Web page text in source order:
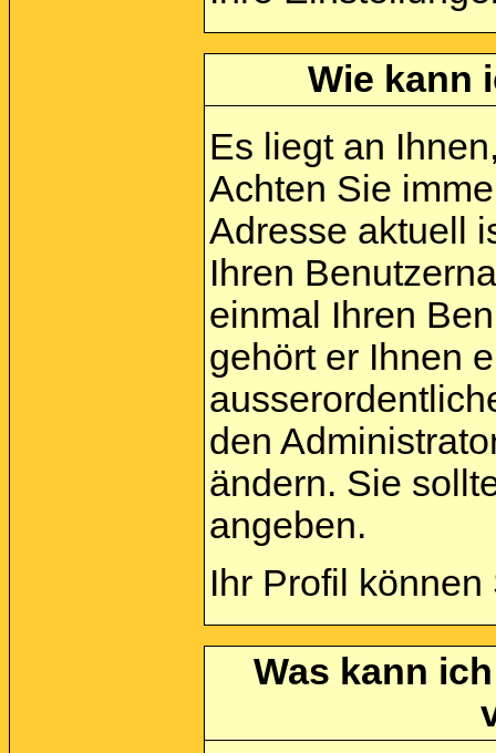
Wie kann
Es liegt an
Achten Sie
Adresse aktuell
Ihren
einmal Ihren
gehört er Ihnen
den
ändern. Sie
angeben.
Ihr Profil
Was kann